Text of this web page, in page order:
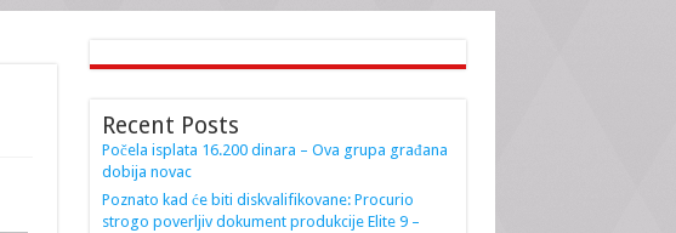
Recent Posts
Počela isplata 16.200 dinara – Ova grupa građana
dobija novac
Poznato kad će biti diskvalifikovane: Procurio
strogo poverljiv dokument produkcije Elite 9 –